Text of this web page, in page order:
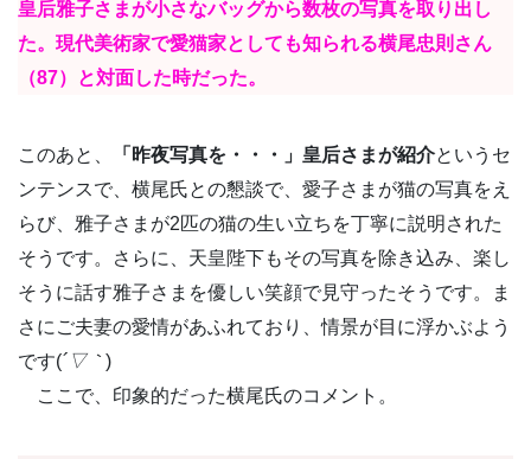
皇后雅子さまが小さなバッグから数枚の写真を取り出し
た。現代美術家で愛猫家としても知られる横尾忠則さん
（87）と対面した時だった。
このあと、 「昨夜写真を・・・」皇后さまが紹介というセ
ンテンスで、横尾氏との懇談で、愛子さまが猫の写真をえ
らび、雅子さまが2匹の猫の生い立ちを丁寧に説明された
そうです。さらに、天皇陛下もその写真を除き込み、楽し
そうに話す雅子さまを優しい笑顔で見守ったそうです。ま
さにご夫妻の愛情があふれており、情景が目に浮かぶよう
です(´▽｀ )
ここで、印象的だった横尾氏のコメント。